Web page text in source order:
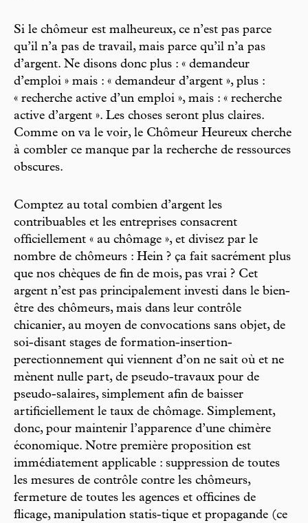
Si le chômeur est malheureux, ce n’est pas parce
qu’il n’a pas de travail, mais parce qu’il n’a pas
d’argent. Ne disons donc plus : « demandeur
d’emploi » mais : « demandeur d’argent », plus :
« recherche active d’un emploi », mais : « recherche
active d’argent ». Les choses seront plus claires.
Comme on va le voir, le Chômeur Heureux cherche
à combler ce manque par la recherche de ressources
obscures.
Comptez au total combien d’argent les
contribuables et les entreprises consacrent
officiellement « au chômage », et divisez par le
nombre de chômeurs : Hein ? ça fait sacrément plus
que nos chèques de fin de mois, pas vrai ? Cet
argent n’est pas principalement investi dans le bien-
être des chômeurs, mais dans leur contrôle
chicanier, au moyen de convocations sans objet, de
soi-disant stages de formation-insertion-
perectionnement qui viennent d’on ne sait où et ne
mènent nulle part, de pseudo-travaux pour de
pseudo-salaires, simplement afin de baisser
artificiellement le taux de chômage. Simplement,
donc, pour maintenir l’apparence d’une chimère
économique. Notre première proposition est
immédiatement applicable : suppression de toutes
les mesures de contrôle contre les chômeurs,
fermeture de toutes les agences et officines de
flicage, manipulation statis-tique et propagande (ce